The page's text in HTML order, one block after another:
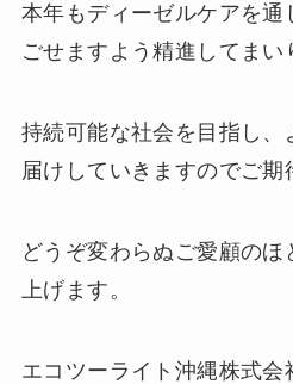
本年もディーゼルケアを通
ごせますよう精進してまい
持続可能な社会を目指し、
届けしていきますのでご期
どうぞ変わらぬご愛顧のほ
上げます。
エコツーライト沖縄株式会